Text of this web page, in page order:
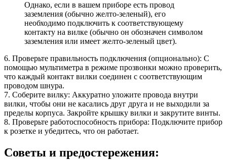
Однако, если в вашем приборе есть провод
заземления (обычно желто-зеленый), его
необходимо подключить к соответствующему
контакту на вилке (обычно он обозначен символом
заземления или имеет желто-зеленый цвет).
6. Проверьте правильность подключения (опционально): С
помощью мультиметра в режиме прозвонки можно проверить,
что каждый контакт вилки соединен с соответствующим
проводом шнура.
7. Соберите вилку: Аккуратно уложите провода внутри
вилки, чтобы они не касались друг друга и не выходили за
пределы корпуса. Закройте крышку вилки и закрутите винты.
8. Проверьте работоспособность прибора: Подключите прибор
к розетке и убедитесь, что он работает.
Советы и предостережения: